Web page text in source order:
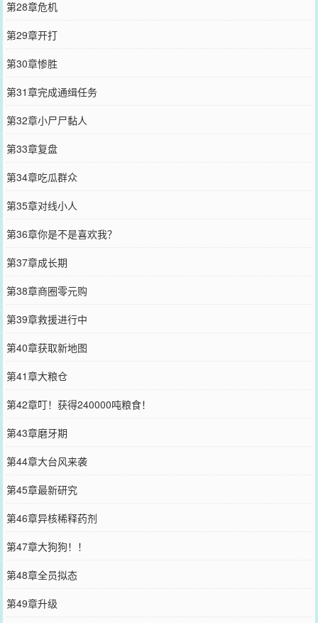
第28章危机
第29章开打
第30章惨胜
第31章完成通缉任务
第32章小尸尸黏人
第33章复盘
第34章吃瓜群众
第35章对线小人
第36章你是不是喜欢我？
第37章成长期
第38章商圈零元购
第39章救援进行中
第40章获取新地图
第41章大粮仓
第42章叮！获得240000吨粮食！
第43章磨牙期
第44章大台风来袭
第45章最新研究
第46章异核稀释药剂
第47章大狗狗！！
第48章全员拟态
第49章升级